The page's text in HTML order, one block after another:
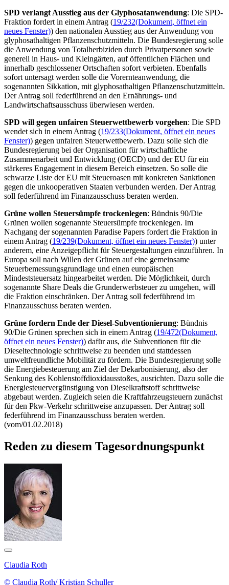
SPD verlangt Ausstieg aus der Glyphosatanwendung: Die SPD-
Fraktion fordert in einem Antrag (19/232(Dokument, öffnet ein
neues Fenster)) den nationalen Ausstieg aus der Anwendung von
glyphosathaltigen Pflanzenschutzmitteln. Die Bundesregierung solle
die Anwendung von Totalherbiziden durch Privatpersonen sowie
generell in Haus- und Kleingärten, auf öffentlichen Flächen und
innerhalb geschlossener Ortschaften sofort verbieten. Ebenfalls
sofort untersagt werden solle die Vorernteanwendung, die
sogenannten Sikkation, mit glyphosathaltigen Pflanzenschutzmitteln.
Der Antrag soll federführend an den Ernährungs- und
Landwirtschaftsausschuss überwiesen werden.
SPD will gegen unfairen Steuerwettbewerb vorgehen: Die SPD
wendet sich in einem Antrag (19/233(Dokument, öffnet ein neues
Fenster)) gegen unfairen Steuerwettbewerb. Dazu solle sich die
Bundesregierung bei der Organisation für wirtschaftliche
Zusammenarbeit und Entwicklung (OECD) und der EU für ein
stärkeres Engagement in diesem Bereich einsetzen. So solle die
schwarze Liste der EU mit Steueroasen mit konkreten Sanktionen
gegen die unkooperativen Staaten verbunden werden. Der Antrag
soll federführend im Finanzausschuss beraten werden.
Grüne wollen Steuersümpfe trockenlegen: Bündnis 90/Die
Grünen wollen sogenannte Steuersümpfe trockenlegen. Im
Nachgang der sogenannten Paradise Papers fordert die Fraktion in
einem Antrag (19/239(Dokument, öffnet ein neues Fenster)) unter
anderem, eine Anzeigepflicht für Steuergestaltungen einzuführen. In
Europa soll nach Willen der Grünen auf eine gemeinsame
Steuerbemessungsgrundlage und einen europäischen
Mindeststeuersatz hingearbeitet werden. Die Möglichkeit, durch
sogenannte Share Deals die Grunderwerbsteuer zu umgehen, will
die Fraktion einschränken. Der Antrag soll federführend im
Finanzausschuss beraten werden.
Grüne fordern Ende der Diesel-Subventionierung: Bündnis
90/Die Grünen sprechen sich in einem Antrag (19/472(Dokument,
öffnet ein neues Fenster)) dafür aus, die Subventionen für die
Dieseltechnologie schrittweise zu beenden und stattdessen
umweltfreundliche Mobilität zu fördern. Die Bundesregierung solle
die Energiebesteuerung am Ziel der Dekarbonisierung, also der
Senkung des Kohlenstoffdioxidausstoßes, ausrichten. Dazu solle die
Energiesteuervergünstigung von Dieselkraftstoff schrittweise
abgebaut werden. Zugleich seien die Kraftfahrzeugsteuern zunächst
für den Pkw-Verkehr schrittweise anzupassen. Der Antrag soll
federführend im Finanzausschuss beraten werden.
(vom/01.02.2018)
Reden zu diesem Tagesordnungspunkt
Claudia Roth
© Claudia Roth/ Kristian Schuller